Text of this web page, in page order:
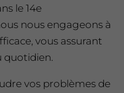
le 14e
nous engageons à
vous assurant
quotidien.
vos problèmes de